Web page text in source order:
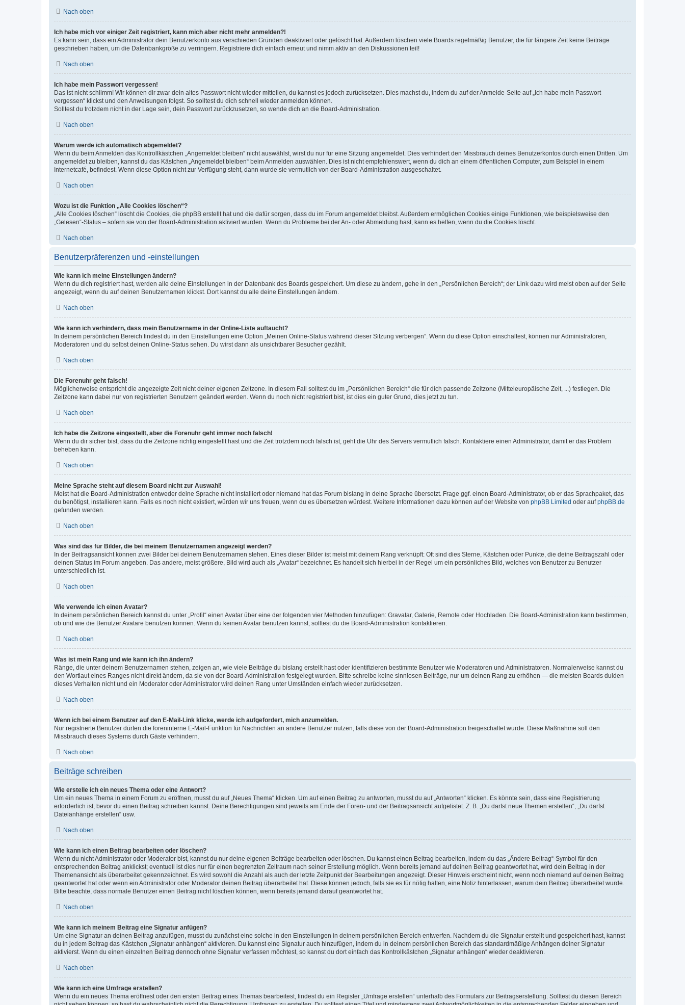
Nach oben
Ich habe mich vor einiger Zeit registriert, kann mich aber nicht mehr anmelden?!
Es kann sein, dass ein Administrator dein Benutzerkonto aus verschieden Gründen deaktiviert oder gelöscht hat. Außerdem löschen viele Boards regelmäßig Benutzer, die für längere Zeit keine Beiträge
geschrieben haben, um die Datenbankgröße zu verringern. Registriere dich einfach erneut und nimm aktiv an den Diskussionen teil!
Nach oben
Ich habe mein Passwort vergessen!
Das ist nicht schlimm! Wir können dir zwar dein altes Passwort nicht wieder mitteilen, du kannst es jedoch zurücksetzen. Dies machst du, indem du auf der Anmelde-Seite auf „Ich habe mein Passwort
vergessen“ klickst und den Anweisungen folgst. So solltest du dich schnell wieder anmelden können.
Solltest du trotzdem nicht in der Lage sein, dein Passwort zurückzusetzen, so wende dich an die Board-Administration.
Nach oben
Warum werde ich automatisch abgemeldet?
Wenn du beim Anmelden das Kontrollkästchen „Angemeldet bleiben“ nicht auswählst, wirst du nur für eine Sitzung angemeldet. Dies verhindert den Missbrauch deines Benutzerkontos durch einen Dritten. Um
angemeldet zu bleiben, kannst du das Kästchen „Angemeldet bleiben“ beim Anmelden auswählen. Dies ist nicht empfehlenswert, wenn du dich an einem öffentlichen Computer, zum Beispiel in einem
Internetcafé, befindest. Wenn diese Option nicht zur Verfügung steht, dann wurde sie vermutlich von der Board-Administration ausgeschaltet.
Nach oben
Wozu ist die Funktion „Alle Cookies löschen“?
„Alle Cookies löschen“ löscht die Cookies, die phpBB erstellt hat und die dafür sorgen, dass du im Forum angemeldet bleibst. Außerdem ermöglichen Cookies einige Funktionen, wie beispielsweise den
„Gelesen“-Status – sofern sie von der Board-Administration aktiviert wurden. Wenn du Probleme bei der An- oder Abmeldung hast, kann es helfen, wenn du die Cookies löscht.
Nach oben
Benutzerpräferenzen und -einstellungen
Wie kann ich meine Einstellungen ändern?
Wenn du dich registriert hast, werden alle deine Einstellungen in der Datenbank des Boards gespeichert. Um diese zu ändern, gehe in den „Persönlichen Bereich“; der Link dazu wird meist oben auf der Seite
angezeigt, wenn du auf deinen Benutzernamen klickst. Dort kannst du alle deine Einstellungen ändern.
Nach oben
Wie kann ich verhindern, dass mein Benutzername in der Online-Liste auftaucht?
In deinem persönlichen Bereich findest du in den Einstellungen eine Option „Meinen Online-Status während dieser Sitzung verbergen“. Wenn du diese Option einschaltest, können nur Administratoren,
Moderatoren und du selbst deinen Online-Status sehen. Du wirst dann als unsichtbarer Besucher gezählt.
Nach oben
Die Forenuhr geht falsch!
Möglicherweise entspricht die angezeigte Zeit nicht deiner eigenen Zeitzone. In diesem Fall solltest du im „Persönlichen Bereich“ die für dich passende Zeitzone (Mitteleuropäische Zeit, ...) festlegen. Die
Zeitzone kann dabei nur von registrierten Benutzern geändert werden. Wenn du noch nicht registriert bist, ist dies ein guter Grund, dies jetzt zu tun.
Nach oben
Ich habe die Zeitzone eingestellt, aber die Forenuhr geht immer noch falsch!
Wenn du dir sicher bist, dass du die Zeitzone richtig eingestellt hast und die Zeit trotzdem noch falsch ist, geht die Uhr des Servers vermutlich falsch. Kontaktiere einen Administrator, damit er das Problem
beheben kann.
Nach oben
Meine Sprache steht auf diesem Board nicht zur Auswahl!
Meist hat die Board-Administration entweder deine Sprache nicht installiert oder niemand hat das Forum bislang in deine Sprache übersetzt. Frage ggf. einen Board-Administrator, ob er das Sprachpaket, das
du benötigst, installieren kann. Falls es noch nicht existiert, würden wir uns freuen, wenn du es übersetzen würdest. Weitere Informationen dazu können auf der Website von phpBB Limited oder aufphpBB.de
gefunden werden.
Nach oben
Was sind das für Bilder, die bei meinem Benutzernamen angezeigt werden?
In der Beitragsansicht können zwei Bilder bei deinem Benutzernamen stehen. Eines dieser Bilder ist meist mit deinem Rang verknüpft: Oft sind dies Sterne, Kästchen oder Punkte, die deine Beitragszahl oder
deinen Status im Forum angeben. Das andere, meist größere, Bild wird auch als „Avatar“ bezeichnet. Es handelt sich hierbei in der Regel um ein persönliches Bild, welches von Benutzer zu Benutzer
unterschiedlich ist.
Nach oben
Wie verwende ich einen Avatar?
In deinem persönlichen Bereich kannst du unter „Profil“ einen Avatar über eine der folgenden vier Methoden hinzufügen: Gravatar, Galerie, Remote oder Hochladen. Die Board-Administration kann bestimmen,
ob und wie die Benutzer Avatare benutzen können. Wenn du keinen Avatar benutzen kannst, solltest du die Board-Administration kontaktieren.
Nach oben
Was ist mein Rang und wie kann ich ihn ändern?
Ränge, die unter deinem Benutzernamen stehen, zeigen an, wie viele Beiträge du bislang erstellt hast oder identifizieren bestimmte Benutzer wie Moderatoren und Administratoren. Normalerweise kannst du
den Wortlaut eines Ranges nicht direkt ändern, da sie von der Board-Administration festgelegt wurden. Bitte schreibe keine sinnlosen Beiträge, nur um deinen Rang zu erhöhen — die meisten Boards dulden
dieses Verhalten nicht und ein Moderator oder Administrator wird deinen Rang unter Umständen einfach wieder zurücksetzen.
Nach oben
Wenn ich bei einem Benutzer auf den E-Mail-Link klicke, werde ich aufgefordert, mich anzumelden.
Nur registrierte Benutzer dürfen die foreninterne E-Mail-Funktion für Nachrichten an andere Benutzer nutzen, falls diese von der Board-Administration freigeschaltet wurde. Diese Maßnahme soll den
Missbrauch dieses Systems durch Gäste verhindern.
Nach oben
Beiträge schreiben
Wie erstelle ich ein neues Thema oder eine Antwort?
Um ein neues Thema in einem Forum zu eröffnen, musst du auf „Neues Thema“ klicken. Um auf einen Beitrag zu antworten, musst du auf „Antworten“ klicken. Es könnte sein, dass eine Registrierung
erforderlich ist, bevor du einen Beitrag schreiben kannst. Deine Berechtigungen sind jeweils am Ende der Foren- und der Beitragsansicht aufgelistet. Z. B. „Du darfst neue Themen erstellen“, „Du darfst
Dateianhänge erstellen“ usw.
Nach oben
Wie kann ich einen Beitrag bearbeiten oder löschen?
Wenn du nicht Administrator oder Moderator bist, kannst du nur deine eigenen Beiträge bearbeiten oder löschen. Du kannst einen Beitrag bearbeiten, indem du das „Ändere Beitrag“-Symbol für den
entsprechenden Beitrag anklickst; eventuell ist dies nur für einen begrenzten Zeitraum nach seiner Erstellung möglich. Wenn bereits jemand auf deinen Beitrag geantwortet hat, wird dein Beitrag in der
Themenansicht als überarbeitet gekennzeichnet. Es wird sowohl die Anzahl als auch der letzte Zeitpunkt der Bearbeitungen angezeigt. Dieser Hinweis erscheint nicht, wenn noch niemand auf deinen Beitrag
geantwortet hat oder wenn ein Administrator oder Moderator deinen Beitrag überarbeitet hat. Diese können jedoch, falls sie es für nötig halten, eine Notiz hinterlassen, warum dein Beitrag überarbeitet wurde.
Bitte beachte, dass normale Benutzer einen Beitrag nicht löschen können, wenn bereits jemand darauf geantwortet hat.
Nach oben
Wie kann ich meinem Beitrag eine Signatur anfügen?
Um eine Signatur an deinen Beitrag anzufügen, musst du zunächst eine solche in den Einstellungen in deinem persönlichen Bereich entwerfen. Nachdem du die Signatur erstellt und gespeichert hast, kannst
du in jedem Beitrag das Kästchen „Signatur anhängen“ aktivieren. Du kannst eine Signatur auch hinzufügen, indem du in deinem persönlichen Bereich das standardmäßige Anhängen deiner Signatur
aktivierst. Wenn du einen einzelnen Beitrag dennoch ohne Signatur verfassen möchtest, so kannst du dort einfach das Kontrollkästchen „Signatur anhängen“ wieder deaktivieren.
Nach oben
Wie kann ich eine Umfrage erstellen?
Wenn du ein neues Thema eröffnest oder den ersten Beitrag eines Themas bearbeitest, findest du ein Register „Umfrage erstellen“ unterhalb des Formulars zur Beitragserstellung. Solltest du diesen Bereich